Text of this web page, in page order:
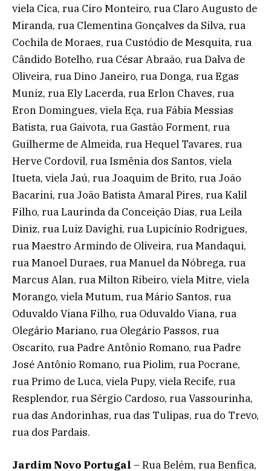
viela Cica, rua Ciro Monteiro, rua Claro Augusto de
Miranda, rua Clementina Gonçalves da Silva, rua
Cochila de Moraes, rua Custódio de Mesquita, rua
Cândido Botelho, rua César Abraão, rua Dalva de
Oliveira, rua Dino Janeiro, rua Donga, rua Egas
Muniz, rua Ely Lacerda, rua Erlon Chaves, rua
Eron Domingues, viela Eça, rua Fábia Messias
Batista, rua Gaivota, rua Gastão Forment, rua
Guilherme de Almeida, rua Hequel Tavares, rua
Herve Cordovil, rua Ismênia dos Santos, viela
Itueta, viela Jaú, rua Joaquim de Brito, rua João
Bacarini, rua João Batista Amaral Pires, rua Kalil
Filho, rua Laurinda da Conceição Dias, rua Leila
Diniz, rua Luiz Davighi, rua Lupicínio Rodrigues,
rua Maestro Armindo de Oliveira, rua Mandaqui,
rua Manoel Duraes, rua Manuel da Nóbrega, rua
Marcus Alan, rua Milton Ribeiro, viela Mitre, viela
Morango, viela Mutum, rua Mário Santos, rua
Oduvaldo Viana Filho, rua Oduvaldo Viana, rua
Olegário Mariano, rua Olegário Passos, rua
Oscarito, rua Padre Antônio Romano, rua Padre
José Antônio Romano, rua Piolim, rua Pocrane,
rua Primo de Luca, viela Pupy, viela Recife, rua
Resplendor, rua Sérgio Cardoso, rua Vassourinha,
rua das Andorinhas, rua das Tulipas, rua do Trevo,
rua dos Pardais.
Jardim Novo Portugal – Rua Belém, rua Benfica,